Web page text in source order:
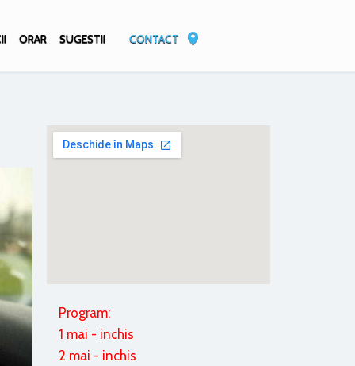
ORAR SUGESTII CONTACT
Program:
1 mai - inchis
2 mai - inchis